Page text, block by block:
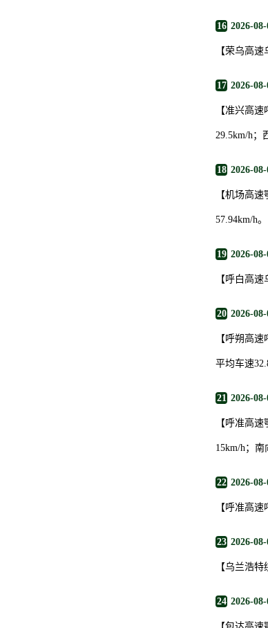
16 2026-
【荣乌高
17 2026-
【准兴高
29.5km/h；
18 2026-
【机场高
57.94km/h。
19 2026-
【呼白高
20 2026-
【呼朔高
平均车速
21 2026-
【呼准高
15km/h；南
22 2026-
【呼准高
23 2026-
【乌兰浩
24 2026-